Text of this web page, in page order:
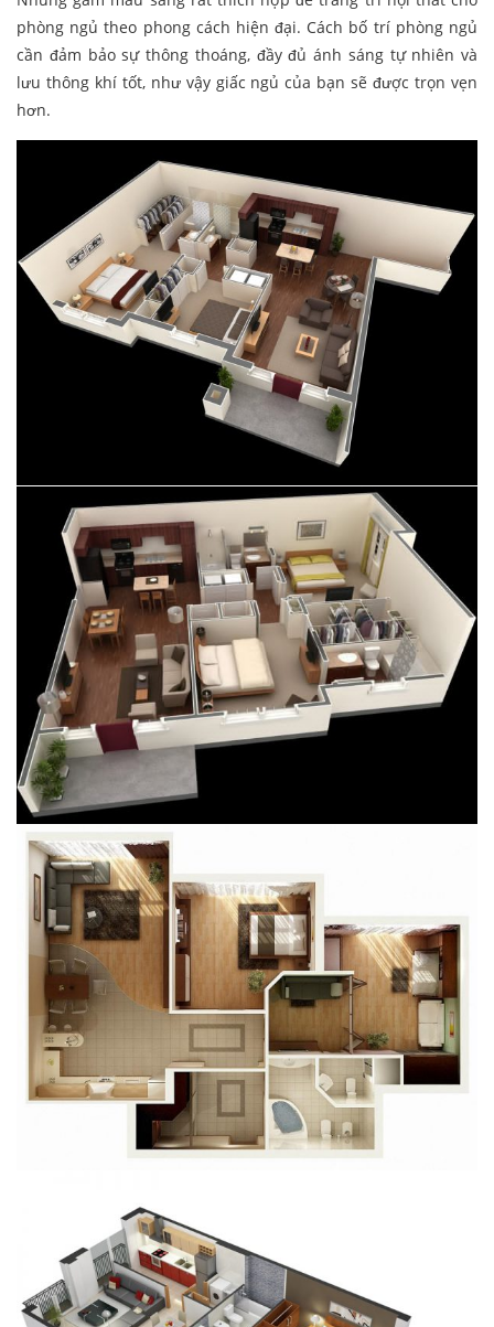
phòng ngủ theo phong cách hiện đại. Cách bố trí phòng ngủ
cần đảm bảo sự thông thoáng, đầy đủ ánh sáng tự nhiên và
lưu thông khí tốt, như vậy giấc ngủ của bạn sẽ được trọn vẹn
hơn.